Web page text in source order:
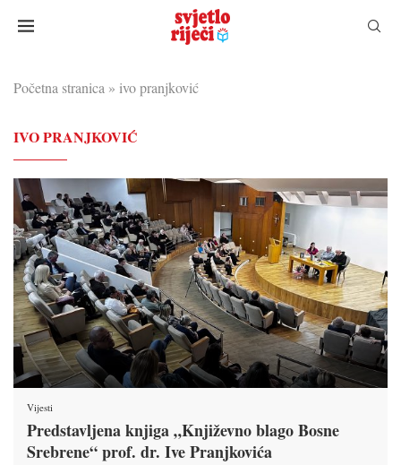
Početna stranica » ivo pranjković
IVO PRANJKOVIĆ
Vijesti
Predstavljena knjiga „Književno blago Bosne
Srebrene“ prof. dr. Ive Pranjkovića